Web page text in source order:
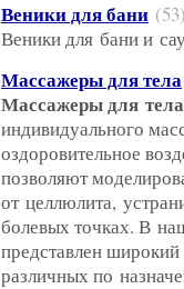
Веники для бани
Веники для бани и
Массажеры для тела
Массажеры для тела
индивидуального
оздоровительное
позволяют
от целлюлита,
болевых точках. В
представлен
различных по